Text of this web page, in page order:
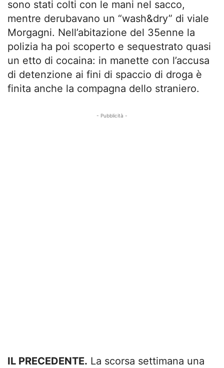
sono stati colti con le mani nel sacco,
mentre derubavano un “wash&dry” di viale
Morgagni. Nell’abitazione del 35enne la
polizia ha poi scoperto e sequestrato quasi
un etto di cocaina: in manette con l’accusa
di detenzione ai fini di spaccio di droga è
finita anche la compagna dello straniero.
- Pubblicità -
IL PRECEDENTE. La scorsa settimana una